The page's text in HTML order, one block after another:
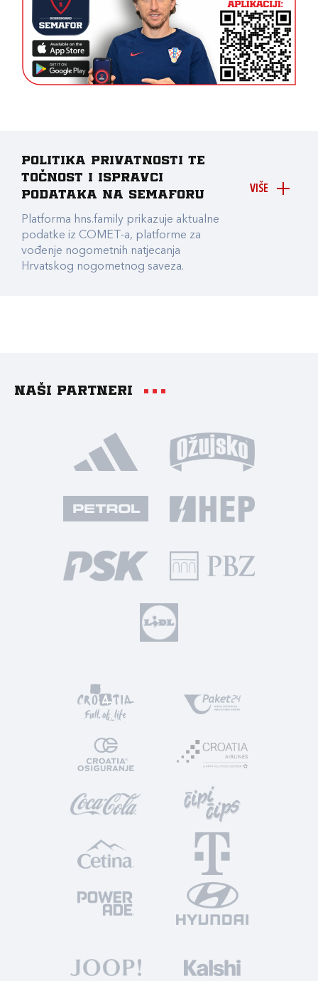
VIŠE
Politika privatnosti te
točnost i ispravci
podataka na Semaforu
Platforma hns.family prikazuje aktualne
podatke iz COMET-a, platforme za
vođenje nogometnih natjecanja
Hrvatskog nogometnog saveza.
Naši partneri